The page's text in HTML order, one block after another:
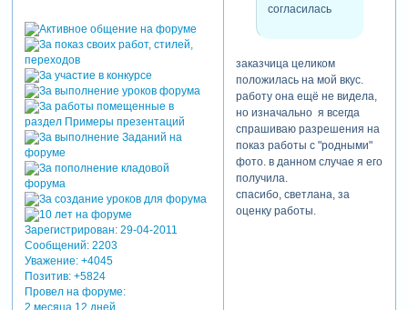
лицу...
но все равно ты
так...
красива, мила и
желанна,
ты - чудо,
просто
неотразима,
ты так красива,
Зарегистрирован: 29-04-2011
Сообщений:2203
Уважение: +4045
Позитив: +5824
Провел на форуме:
2 месяца 12 дней
согласилась
заказчица целиком
положилась на мой вкус.
работу она ещё не видела,
но изначально я всегда
спрашиваю разрешения на
показ работы с "родными"
фото. в данном случае я его
получила.
спасибо, светлана, за
оценку работы.